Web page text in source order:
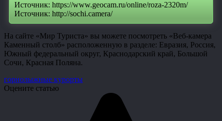
Источник: https://www.geocam.ru/online/roza-2320m/
Источник: http://sochi.camera/
На сайте «Мир Туриста» вы можете посмотреть «Веб-камера
Каменный столб» расположенную в разделе: Евразия, Россия,
Южный федеральный округ, Краснодарский край, Большой
Сочи, Красная Поляна.
горнолыжные курорты
Оцените статью